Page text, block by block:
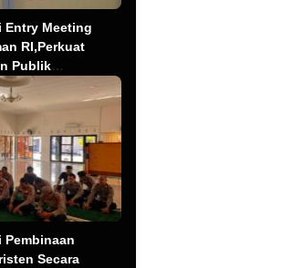
Entry Meeting
RI,Perkuat
Publik
Pembinaan
Secara